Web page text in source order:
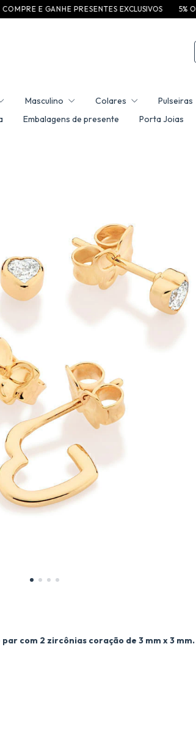
E E G A N H E P R E S E N T E S EXCLUSIVOS 5% OFF NO
Masculino Colares Pulseiras
Embalagens de presente Porta Joias
com 2 zircônias coração de 3 mm x 3 mm.